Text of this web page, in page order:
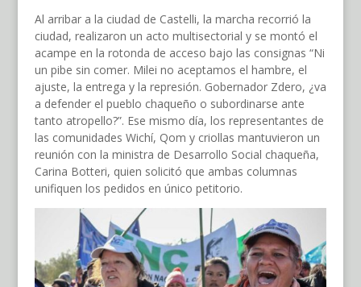
Al arribar a la ciudad de Castelli, la marcha recorrió la
ciudad, realizaron un acto multisectorial y se montó el
acampe en la rotonda de acceso bajo las consignas “Ni
un pibe sin comer. Milei no aceptamos el hambre, el
ajuste, la entrega y la represión. Gobernador Zdero, ¿va
a defender el pueblo chaqueño o subordinarse ante
tanto atropello?”. Ese mismo día, los representantes de
las comunidades Wichí, Qom y criollas mantuvieron un
reunión con la ministra de Desarrollo Social chaqueña,
Carina Botteri, quien solicitó que ambas columnas
unifiquen los pedidos en único petitorio.